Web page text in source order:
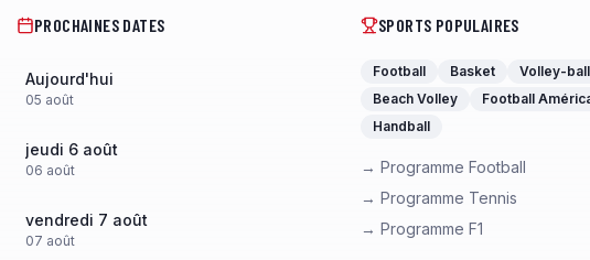
PROCHAINES DATES
Aujourd'hui
05 août
jeudi 6 août
06 août
vendredi 7 août
07 août
SPORTS POPULAIRES
Football Basket
Volley-ball
Beach Volley
Football
Handball
→ Programme Football
→ Programme Tennis
→ Programme F1